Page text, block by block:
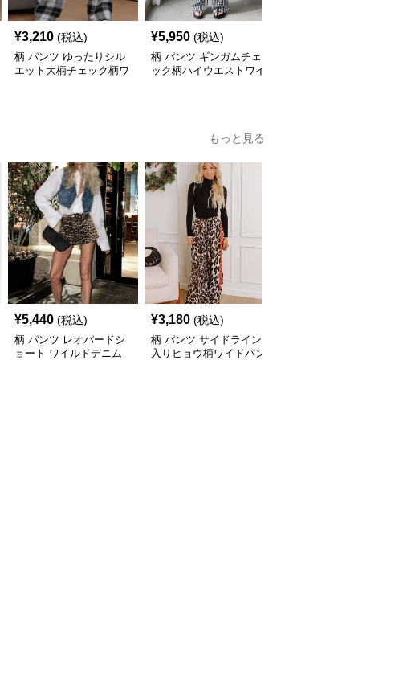
¥3,210 (税込)
柄 パンツ ゆったりシル
エット大柄チェック柄ワ
¥5,950 (税込)
柄 パンツ ギンガムチェ
ック柄ハイウエストワイ
もっと見る
¥5,440 (税込)
柄 パンツ レオパードシ
ョート ワイルドデニム
¥3,180 (税込)
柄 パンツ サイドライン
入りヒョウ柄ワイドパン